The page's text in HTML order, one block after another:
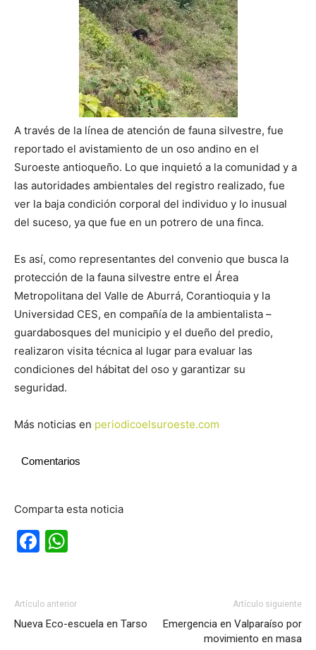
A través de la línea de atención de fauna silvestre, fue
reportado el avistamiento de un oso andino en el
Suroeste antioqueño. Lo que inquietó a la comunidad y a
las autoridades ambientales del registro realizado, fue
ver la baja condición corporal del individuo y lo inusual
del suceso, ya que fue en un potrero de una finca.
Es así, como representantes del convenio que busca la
protección de la fauna silvestre entre el Área
Metropolitana del Valle de Aburrá, Corantioquia y la
Universidad CES, en compañía de la ambientalista –
guardabosques del municipio y el dueño del predio,
realizaron visita técnica al lugar para evaluar las
condiciones del hábitat del oso y garantizar su
seguridad.
Más noticias en periodicoelsuroeste.com
Comentarios
Comparta esta noticia
Facebook
Artículo anterior
Nueva Eco-escuela en Tarso
Artículo siguiente
Emergencia en Valparaíso por
movimiento en masa